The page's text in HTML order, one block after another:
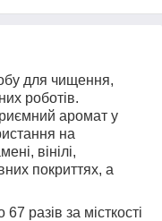
для чищення,
роботів.
аромат у
на
вінілі,
покриттях, а
разів за місткості